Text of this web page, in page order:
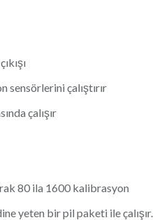
sensörlerini çalıştırır
çalışır
80 ila 1600 kalibrasyon
yeten bir pil paketi ile çalışır.